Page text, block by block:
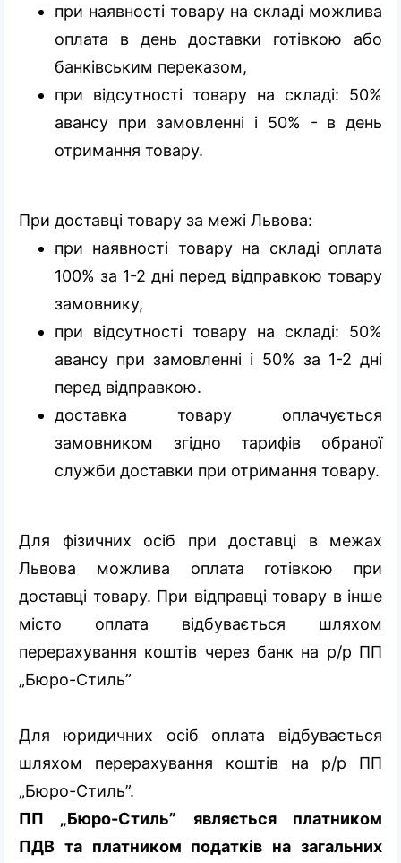
при наявності товару на складі можлива
оплата в день доставки готівкою або
банківським переказом,
при відсутності товару на складі: 50%
авансу при замовленні і 50% - в день
отримання товару.
При доставці товару за межі Львова:
при наявності товару на складі оплата
100% за 1-2 дні перед відправкою товару
замовнику,
при відсутності товару на складі: 50%
авансу при замовленні і 50% за 1-2 дні
перед відправкою.
доставка товару оплачується
замовником згідно тарифів обраної
служби доставки при отримання товару.
Для фізичних осіб при доставці в межах
Львова можлива оплата готівкою при
доставці товару. При відправці товару в інше
місто оплата відбувається шляхом
перерахування коштів через банк на р/р ПП
„Бюро-Стиль”
Для юридичних осіб оплата відбувається
шляхом перерахування коштів на р/р ПП
„Бюро-Стиль”.
ПП „Бюро-Стиль” являється платником
ПДВ та платником податків на загальних